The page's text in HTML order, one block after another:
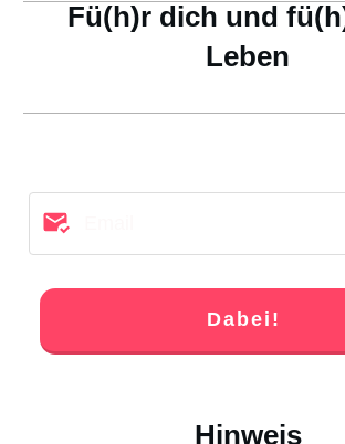
Fü(h)r dich und
Leben
Dabei!
Hinweis